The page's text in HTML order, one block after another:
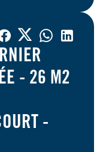
- 26 M2
-